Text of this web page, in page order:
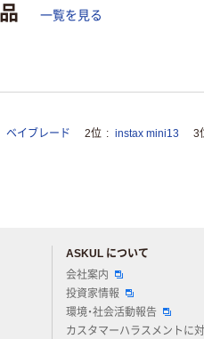
一覧を見る
ベイブレード 2位 instax mini13 3
ASKUL について
会社案内
投資家情報
環境・社会活動報告
カスタマーハラスメントに